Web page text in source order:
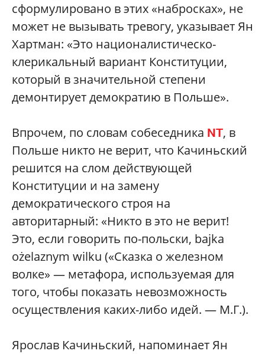
сформулировано в этих «набросках», не
может не вызывать тревогу, указывает Ян
Хартман: «Это националистическо-
клерикальный вариант Конституции,
который в значительной степени
демонтирует демократию в Польше».
Впрочем, по словам собеседника NT, в
Польше никто не верит, что Качиньский
решится на слом действующей
Конституции и на замену
демократического строя на
авторитарный: «Никто в это не верит!
Это, если говорить по-польски, bajka
ożelaznym wilku («Сказка о железном
волке» — метафора, используемая для
того, чтобы показать невозможность
осуществления каких-либо идей. — М.Г.).
Ярослав Качиньский, напоминает Ян